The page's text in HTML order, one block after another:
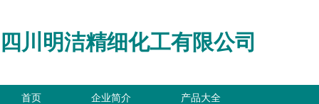
四川明洁精细化工有限公司
首页 企业简介 产品大全